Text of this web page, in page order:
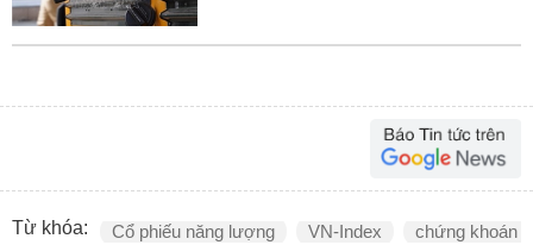
Từ khóa: Cổ phiếu năng lượng VN-Index chứng khoán